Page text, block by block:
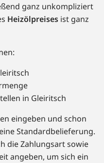
ganz unkompliziert
Heizölpreises ist ganz
in Gleiritsch
eingeben und schon
Standardbelieferung.
die Zahlungsart sowie
angeben, um sich ein